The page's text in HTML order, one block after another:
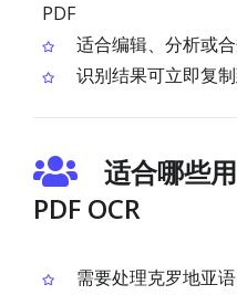
PDF
适合编辑、分析或
识别结果可立即复
适合哪些
PDF OCR
需要处理克罗地亚